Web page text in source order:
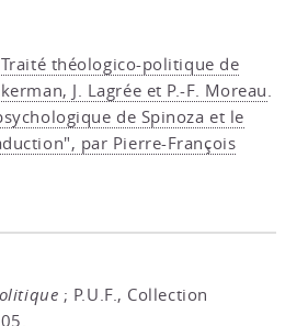
théologico-politique de
J. Lagrée et P.-F. Moreau.
de Spinoza et le
par Pierre-François
; P.U.F., Collection